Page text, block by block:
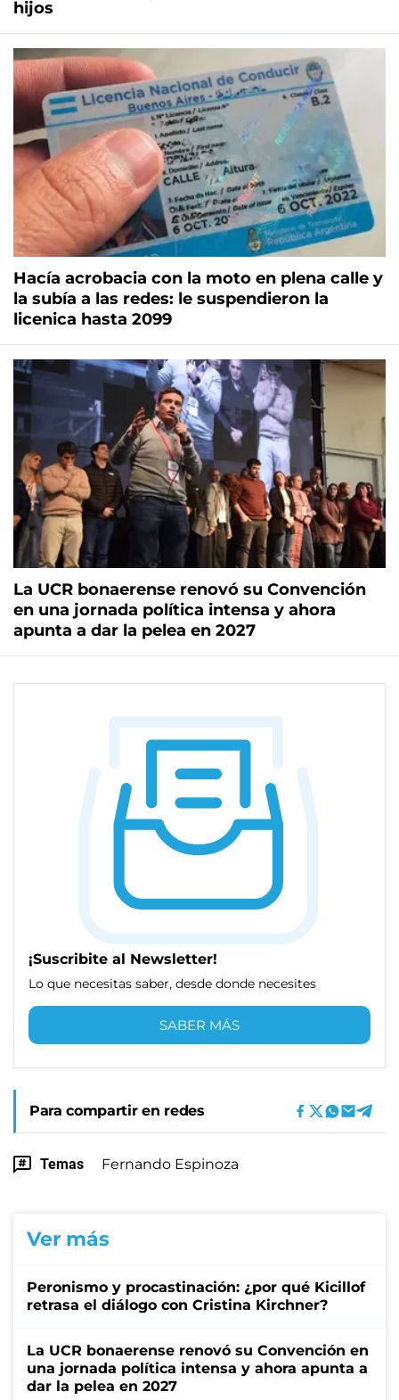
hijos
Hacía acrobacia con la moto en plena calle y
la subía a las redes: le suspendieron la
licenica hasta 2099
La UCR bonaerense renovó su Convención
en una jornada política intensa y ahora
apunta a dar la pelea en 2027
¡Suscribite al Newsletter!
Lo que necesitas saber, desde donde necesites
SABER MÁS
Para compartir en redes
Temas Fernando Espinoza
Ver más
Peronismo y procastinación: ¿por qué Kicillof
retrasa el diálogo con Cristina Kirchner?
La UCR bonaerense renovó su Convención en
una jornada política intensa y ahora apunta a
dar la pelea en 2027